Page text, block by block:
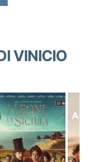
VINICIO